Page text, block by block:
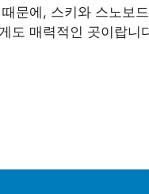
문에, 스키와 스노보
도 매력적인 곳이랍니